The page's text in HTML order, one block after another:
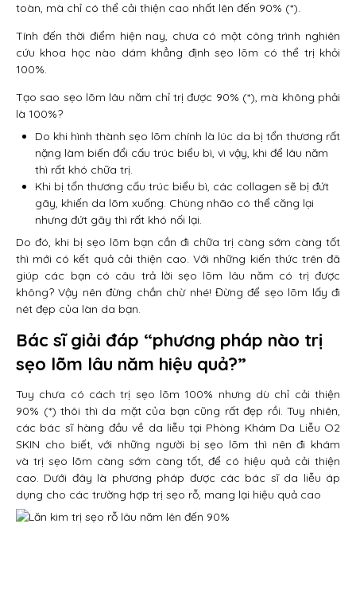
toàn, mà chỉ có thể cải thiện cao nhất lên đến 90% (*).
Tính đến thời điểm hiện nay, chưa có một công trình nghiên
cứu khoa học nào dám khẳng định sẹo lõm có thể trị khỏi
100%.
Tạo sao sẹo lõm lâu năm chỉ trị được 90% (*), mà không phải
là 100%?
Do khi hình thành sẹo lõm chính là lúc da bị tổn thương rất
nặng làm biến đổi cấu trúc biểu bì, vì vậy, khi để lâu năm
thì rất khó chữa trị.
Khi bị tổn thương cấu trúc biểu bì, các collagen sẽ bị đứt
gãy, khiến da lõm xuống. Chùng nhão có thể căng lại
nhưng đứt gãy thì rất khó nối lại.
Do đó, khi bị sẹo lõm bạn cần đi chữa trị càng sớm càng tốt
thì mới có kết quả cải thiện cao. Với những kiến thức trên đã
giúp các bạn có câu trả lời sẹo lõm lâu năm có trị được
không? Vậy nên đừng chần chừ nhé! Đừng để sẹo lõm lấy đi
nét đẹp của làn da bạn.
Bác sĩ giải đáp “phương pháp nào trị
sẹo lõm lâu năm hiệu quả?”
Tuy chưa có cách trị sẹo lõm 100% nhưng dù chỉ cải thiện
90% (*) thôi thì da mặt của bạn cũng rất đẹp rồi. Tuy nhiên,
các bác sĩ hàng đầu về da liễu tại Phòng Khám Da Liễu O2
SKIN cho biết, với những người bị sẹo lõm thì nên đi khám
và trị sẹo lõm càng sớm càng tốt, để có hiệu quả cải thiện
cao. Dưới đây là phương pháp được các bác sĩ da liễu áp
dụng cho các trường hợp trị sẹo rỗ, mang lại hiệu quả cao